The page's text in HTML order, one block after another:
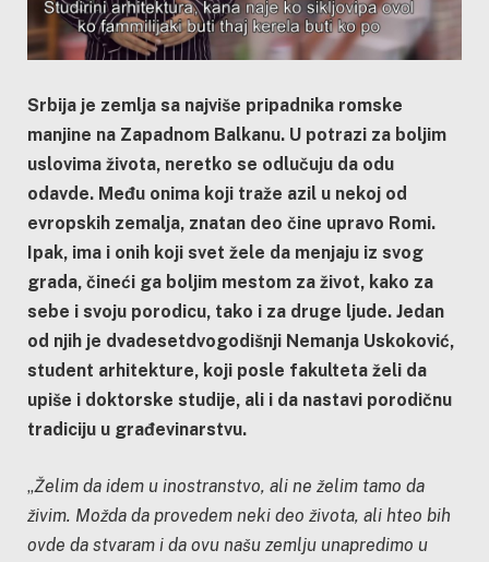
Srbija je zemlja sa najviše pripadnika romske
manjine na Zapadnom Balkanu. U potrazi za boljim
uslovima života, neretko se odlučuju da odu
odavde. Među onima koji traže azil u nekoj od
evropskih zemalja, znatan deo čine upravo Romi.
Ipak, ima i onih koji svet žele da menjaju iz svog
grada, čineći ga boljim mestom za život, kako za
sebe i svoju porodicu, tako i za druge ljude. Jedan
od njih je dvadesetdvogodišnji Nemanja Uskoković,
student arhitekture, koji posle fakulteta želi da
upiše i doktorske studije, ali i da nastavi porodičnu
tradiciju u građevinarstvu.
„Želim da idem u inostranstvo, ali ne želim tamo da
živim. Možda da provedem neki deo života, ali hteo bih
ovde da stvaram i da ovu našu zemlju unapredimo u